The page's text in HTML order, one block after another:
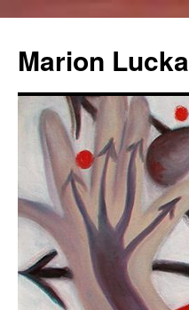
Marion Lucka